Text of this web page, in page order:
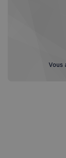
Vous